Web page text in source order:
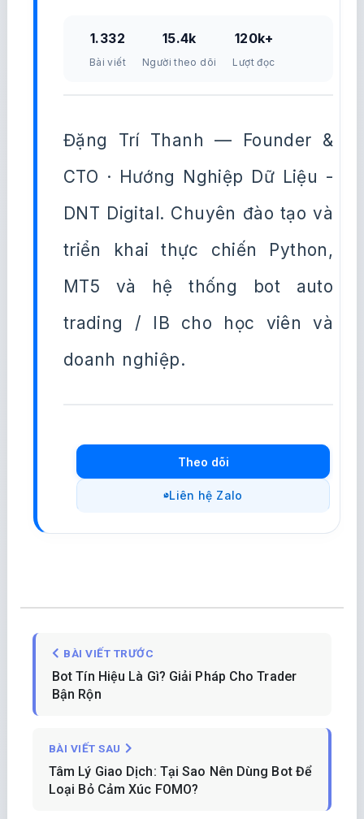
1.332
Bài viết
15.4k
Người theo dõi
120k+
Lượt đọc
Đặng Trí Thanh — Founder &
CTO · Hướng Nghiệp Dữ Liệu -
DNT Digital. Chuyên đào tạo và
triển khai thực chiến Python,
MT5 và hệ thống bot auto
trading / IB cho học viên và
doanh nghiệp.
Theo dõi
Liên hệ Zalo
BÀI VIẾT TRƯỚC
Bot Tín Hiệu Là Gì? Giải Pháp Cho Trader
Bận Rộn
BÀI VIẾT SAU
Tâm Lý Giao Dịch: Tại Sao Nên Dùng Bot Để
Loại Bỏ Cảm Xúc FOMO?